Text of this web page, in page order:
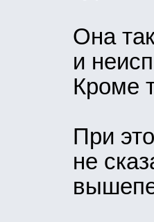
Она
и
Кроме
При
не